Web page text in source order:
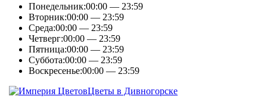
Понедельник:00:00 — 23:59
Вторник:00:00 — 23:59
Среда:00:00 — 23:59
Четверг:00:00 — 23:59
Пятница:00:00 — 23:59
Суббота:00:00 — 23:59
Воскресенье:00:00 — 23:59
Цветы в Дивногорске